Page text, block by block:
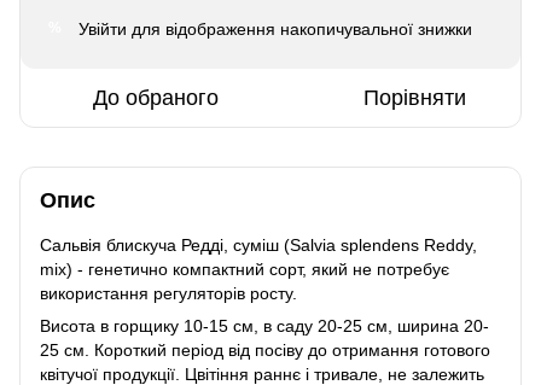
Увійти для відображення накопичувальної знижки
До обраного Порівняти
Опис
Сальвія блискуча Редді, суміш (Salvia splendens Reddy,
mix) - генетично компактний сорт, який не потребує
використання регуляторів росту.
Висота в горщику 10-15 см, в саду 20-25 см, ширина 20-
25 см. Короткий період від посіву до отримання готового
квітучої продукції. Цвітіння раннє і тривале, не залежить